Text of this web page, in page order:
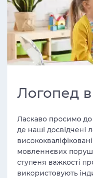
Логопед в
Ласкаво просимо до
де наші досвідчені
мовленнєвих
ступеня важкості
використовують